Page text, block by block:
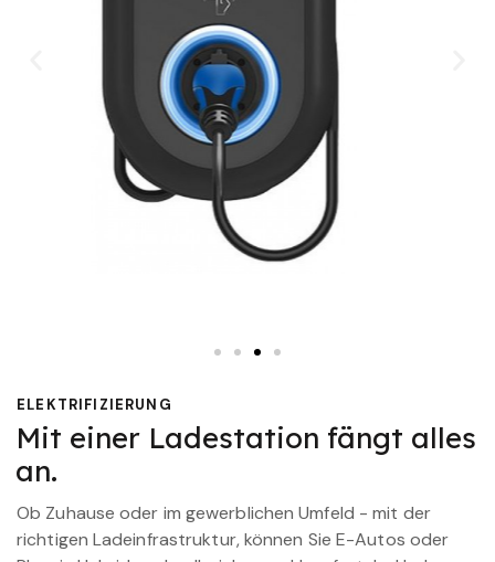
ELEKTRIFIZIERUNG
Mit einer Ladestation fängt alles
an.
Ob Zuhause oder im gewerblichen Umfeld - mit der
richtigen Ladeinfrastruktur, können Sie E-Autos oder